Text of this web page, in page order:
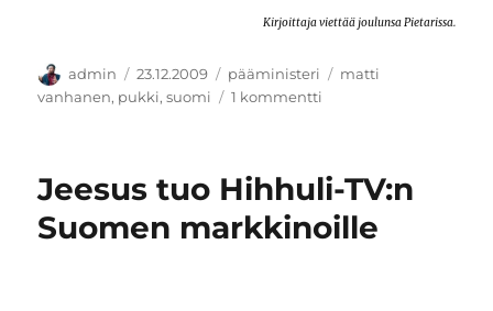
Kirjoittaja viettää joulunsa Pietarissa.
Kirjoittaja
admin Julkaistu
23.12.2009 Kategoriat
pääministeri Avainsanat
matti
vanhanen, pukki,suomi 1 kommentti
Lisäksi
Matti
Vanhanen
Jeesus tuo Hihhuli-TV:n
Suomen markkinoille